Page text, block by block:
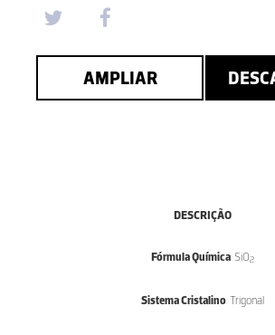
AMPLIAR
DESCRIÇÃO
Fórmula Química: SiO2
Sistema Cristalino: Trigonal